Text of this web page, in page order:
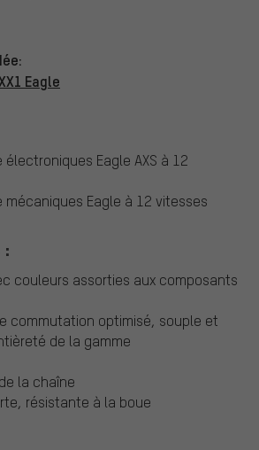
Eagle
Eagle AXS à 12
mécaniques Eagle à 12 vitesses
:
couleurs assorties aux composants
commutation optimisé, souple et
de la gamme
la chaîne
résistante à la boue